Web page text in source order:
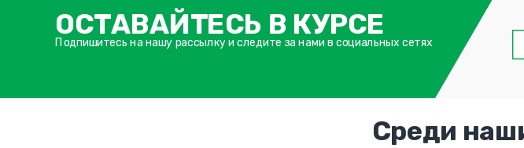
ОСТАВАЙТЕСЬ В КУРСЕ
Подпишитесь на нашу рассылку и следите за нами в социальных сетях
Среди